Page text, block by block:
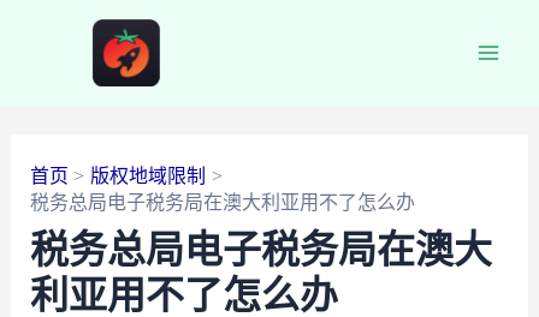
首页
版权地域限制
税务总局电子税务局在澳大利亚用不了怎么办
税务总局电子税务局在澳大
利亚用不了怎么办